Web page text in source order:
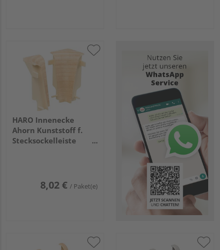
HARO Innenecke
Ahorn Kunststoff f.
Stecksockelleiste
8,02 € / Paket(e)